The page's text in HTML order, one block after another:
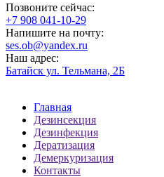
Позвоните сейчас:
‪+7 908 041-10-29
Напишите на почту:
ses.ob@yandex.ru
Наш адрес:
Батайск ул. Тельмана, 2Б
Главная
Дезинсекция
Дезинфекция
Дератизация
Демеркуризация
Контакты